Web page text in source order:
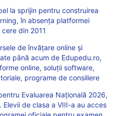
la sprijin pentru construirea
în absența platformei
din 2011
de învățare online și
până acum de Edupedu.ro,
online, soluții software,
programe de consiliere
Evaluarea Națională 2026,
de clasa a VIII-a au acces